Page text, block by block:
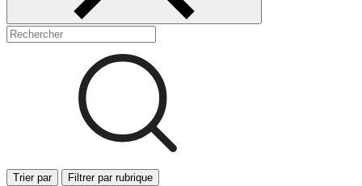
Trier par Filtrer par rubrique